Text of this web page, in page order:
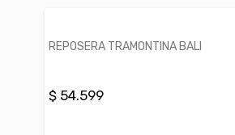
REPOSERA TRAMONTINA BALI
$ 54.599